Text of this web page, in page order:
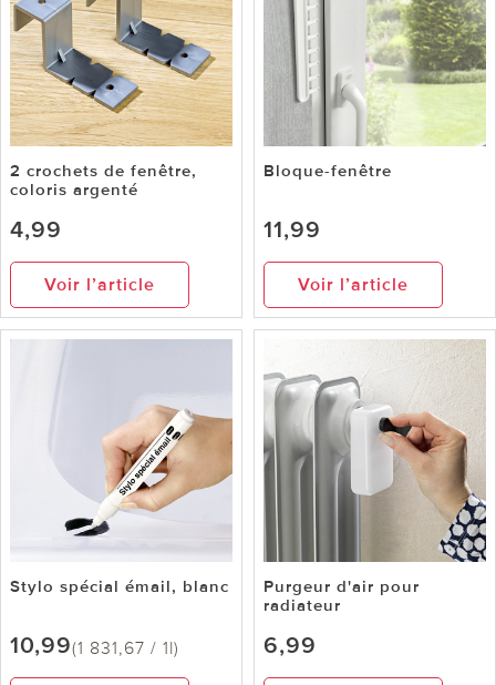
2 crochets de fenêtre,
coloris argenté
4,99
Voir l’article
Bloque-fenêtre
11,99
Voir l’article
Stylo spécial émail, blanc
10,99(1 831,67 / 1l)
Purgeur d'air pour
radiateur
6,99